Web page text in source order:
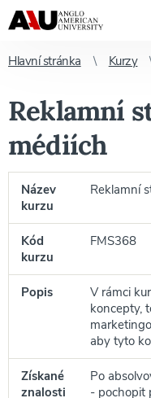
Hlavní stránka Kurzy
Reklamní
médiích
Název
kurzu
Reklamní
Kód
kurzu
FMS368
Popis
V rámci
koncepty,
aby tyto
Získané
znalosti
Po
- pochopit